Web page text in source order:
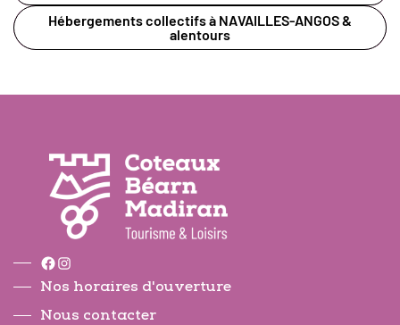
Hébergements collectifs à NAVAILLES-ANGOS &
alentours
Facebook
Instagram
Nos horaires d'ouverture
Nous contacter